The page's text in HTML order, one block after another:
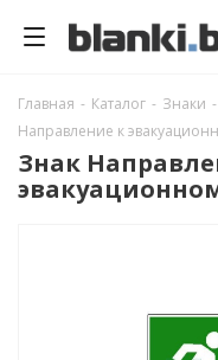
Главная - Каталог - Знаки -
Направление к
Знак